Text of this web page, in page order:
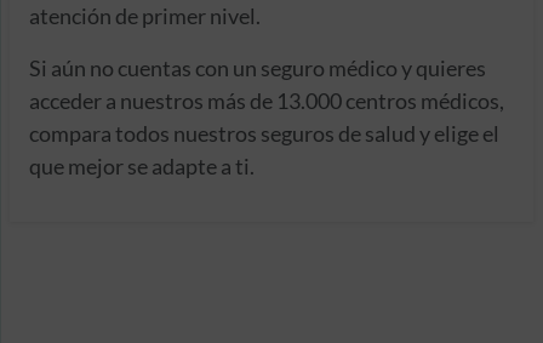
atención de primer nivel.
Si aún no cuentas con un seguro médico y quieres
acceder a nuestros más de 13.000 centros médicos,
compara todos nuestros seguros de salud y elige el
que mejor se adapte a ti.